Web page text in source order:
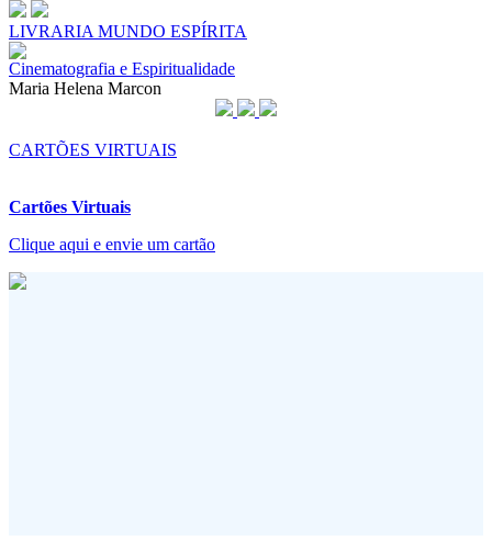
LIVRARIA MUNDO ESPÍRITA
Cinematografia e Espiritualidade
Maria Helena Marcon
CARTÕES VIRTUAIS
Cartões Virtuais
Clique aqui e envie um cartão